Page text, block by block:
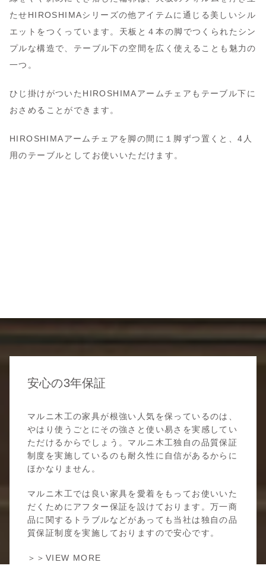
たせHIROSHIMAシリーズの他アイテムに通じる美しいシル
エットをつくっています。天板と４本の脚でつくられたシン
プルな構造で、テーブル下の空間を広く使えることも魅力の
一つ。
ひじ掛けがついたHIROSHIMAアームチェアもテーブル下に
おさめることができます。
HIROSHIMAアームチェアを脚の間に１脚ずつ置くと、4人
用のテーブルとしてお使いいただけます。
安心の3年保証
マルニ木工の家具が根強い人気を保っているのは、
やはり使うごとにその強さと使い易さを実感してい
ただけるからでしょう。マルニ木工独自の品質保証
制度を実施しているのも耐久性に自信があるからに
ほかなりません。
マルニ木工では良い家具を愛着をもってお使いいた
だくためにアフター保証を設けております。万一商
品に関するトラブルなどがあっても当社は独自の品
質保証制度を実施しておりますので安心です。
＞＞VIEW MORE